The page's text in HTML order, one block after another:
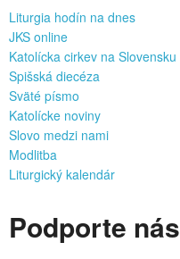
Liturgia hodín na dnes
JKS online
Katolícka cirkev na Slovensku
Spišská diecéza
Sväté písmo
Katolícke noviny
Slovo medzi nami
Modlitba
Liturgický kalendár
Podporte nás